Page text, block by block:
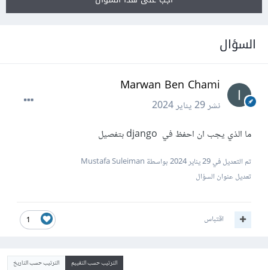
السؤال
Marwan Ben Chami
نشر29 يناير 2024
ما الذي يجب ان احفظ في django بتفصيل
تم التعديل في29 يناير 2024
بواسطة Mustafa Suleiman
تعديل عنوان السؤال
1 اقتباس
الترتيب حسب التقييم الترتيب حسب التاريخ